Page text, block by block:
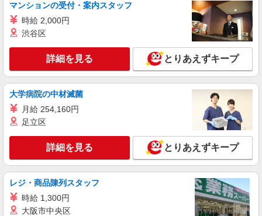
販売スタッフ
アルバイト・パート：時給1,040円〜
大分県大分市要町1番14号 JRおおいたシテ
ィ アミュプラザおおいた
キープ 詳細を見る
アルバイト
CIAOPANIC TYPY
カジュアルアパレルの販売スタッフ
アルバイト・パート：時給1,050円〜 ◎フルタ
イム勤務の方は時給1,100円〜OK！
大分県大分市要町1番14号 JRおおいたシテ
ィ アミュプラザおおいた
キープ 詳細を見る
マンションの受付・案内スタッフ
時給 2,000円
渋谷区
詳細を見る とりあえずキープ
大学病院の中材滅菌
月給 254,160円
足立区
詳細を見る とりあえずキープ
レジ・商品陳列スタッフ
時給 1,300円
大阪市中央区